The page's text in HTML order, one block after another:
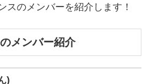
スのメンバーを紹介します！
メンバー紹介
)